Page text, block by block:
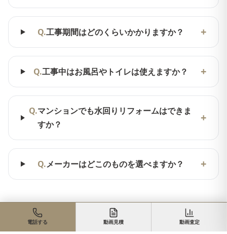
Q.工事期間はどのくらいかかりますか？ +
Q.工事中はお風呂やトイレは使えますか？ +
Q.マンションでも水回りリフォームはできま
すか？
+
Q.メーカーはどこのものを選べますか？ +
電話する 動画見積 動画査定